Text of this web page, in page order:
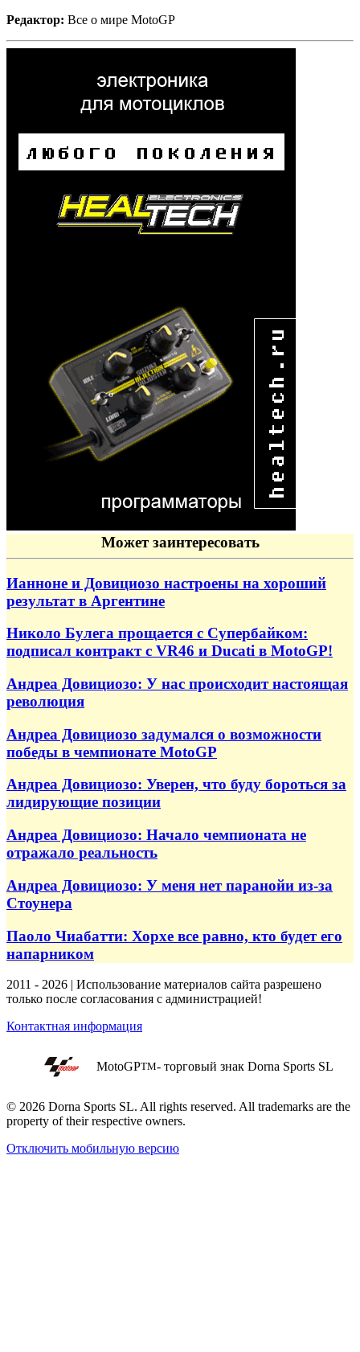
Редактор: Все о мире MotoGP
Может заинтересовать
Ианноне и Довициозо настроены на хороший
результат в Аргентине
Николо Булега прощается с Супербайком:
подписал контракт с VR46 и Ducati в MotoGP!
Андреа Довициозо: У нас происходит настоящая
революция
Андреа Довициозо задумался о возможности
победы в чемпионате MotoGP
Андреа Довициозо: Уверен, что буду бороться за
лидирующие позиции
Андреа Довициозо: Начало чемпионата не
отражало реальность
Андреа Довициозо: У меня нет паранойи из-за
Стоунера
Паоло Чиабатти: Хорхе все равно, кто будет его
напарником
2011 - 2026 | Использование материалов сайта разрешено
только после согласования с администрацией!
Контактная информация
MotoGPTM- торговый знак Dorna Sports SL
© 2026 Dorna Sports SL. All rights reserved. All trademarks are the
property of their respective owners.
Отключить мобильную версию